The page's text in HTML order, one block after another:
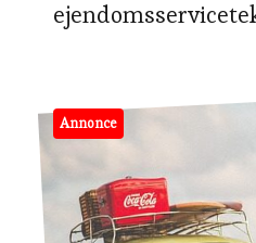
Annonce